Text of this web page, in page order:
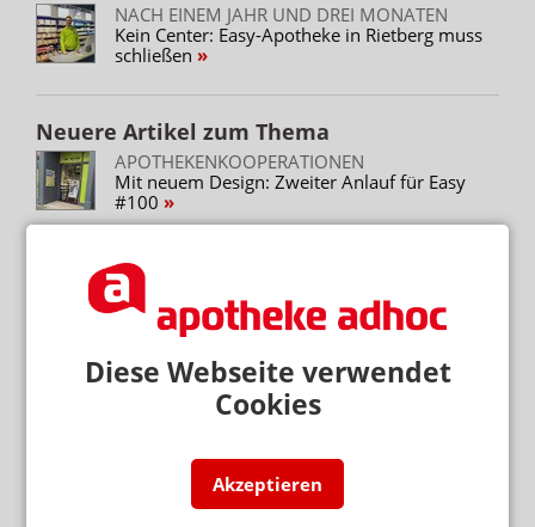
Diese Webseite verwendet
Cookies
Akzeptieren
NACH EINEM JAHR UND DREI MONATEN
Kein Center: Easy-Apotheke in Rietberg muss
schließen
Neuere Artikel zum Thema
APOTHEKENKOOPERATIONEN
Mit neuem Design: Zweiter Anlauf für Easy
#100
Easy ohne Just
PERSONALSUCHE
ERÖFFNUNG 2020 GEPLANT